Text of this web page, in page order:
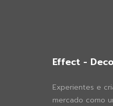
Effect -
Experientes e
mercado como